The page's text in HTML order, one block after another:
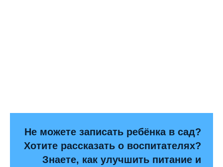
Не можете записать ребёнка в сад?
Хотите рассказать о воспитателях?
Знаете, как улучшить питание и